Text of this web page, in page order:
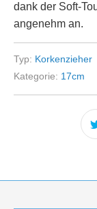
dank der Soft-
angenehm an.
Typ: Korkenzieher
Kategorie: 17cm